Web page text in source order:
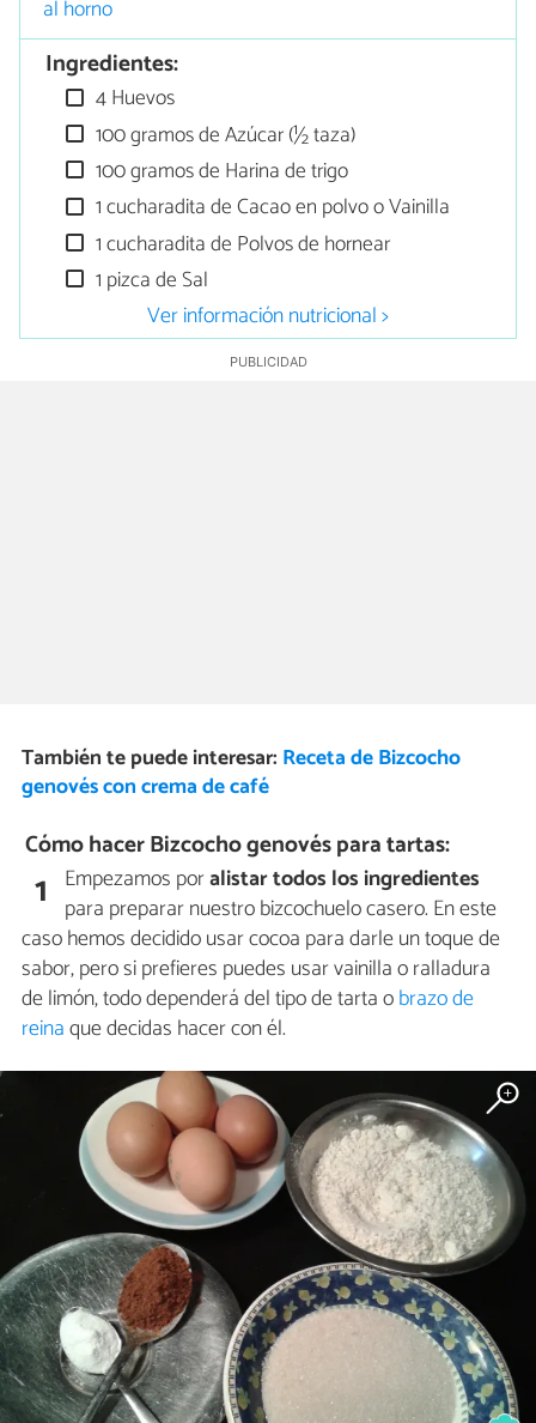
al horno
Ingredientes:
4 Huevos
100 gramos de Azúcar (½ taza)
100 gramos de Harina de trigo
1 cucharadita de Cacao en polvo o Vainilla
1 cucharadita de Polvos de hornear
1 pizca de Sal
Ver información nutricional >
También te puede interesar: Receta de Bizcocho
genovés con crema de café
Cómo hacer Bizcocho genovés para tartas:
1 Empezamos poralistar todos los ingredientes
para preparar nuestro bizcochuelo casero. En este
caso hemos decidido usar cocoa para darle un toque de
sabor, pero si prefieres puedes usar vainilla o ralladura
de limón, todo dependerá del tipo de tarta obrazo de
reinaque decidas hacer con él.